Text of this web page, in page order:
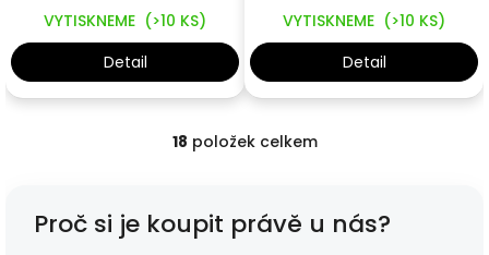
VYTISKNEME (>10 KS)
Detail
VYTISKNEME (>10 KS)
Detail
Ovládací prvky výpisu
18 položek celkem
Proč si je koupit právě u nás?